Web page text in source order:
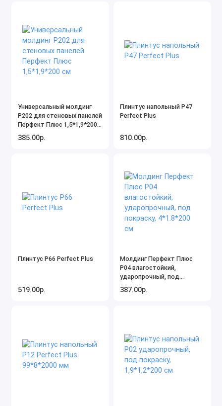
Универсальный молдинг
P202 для стеновых панелей
Перфект Плюс 1,5*1,9*200
см
385.00р.
Плинтус напольный P47
Perfect Plus
810.00р.
Плинтус P66 Perfect Plus
519.00р.
Молдинг Перфект Плюс
P04 влагостойкий,
ударопрочный, под
покраску, 4*1.8*200 см
387.00р.